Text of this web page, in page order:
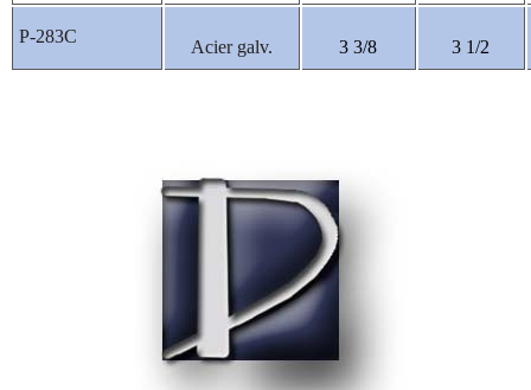
P-283C
Acier galv. 3 3/8 3 1/2